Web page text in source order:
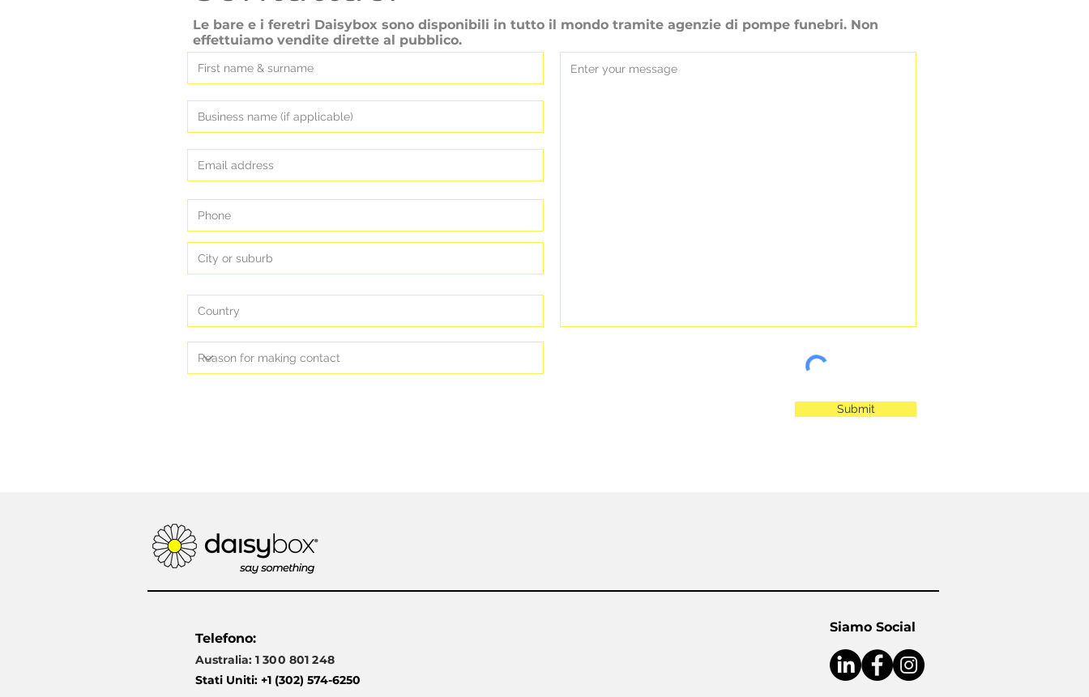
Le bare e i feretri Daisybox sono disponibili in tutto il mondo tramite agenzie di pompe funebri. Non
effettuiamo vendite dirette al pubblico.
Submit
Telefono:
Australia: 1 300 801 248
Stati Uniti: +1 (302) 574-6250
Siamo Social